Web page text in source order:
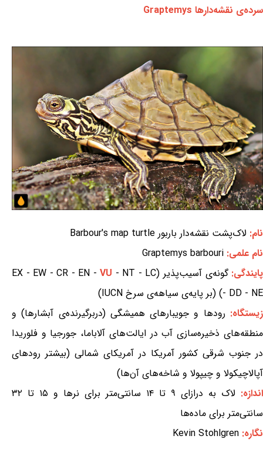
سرده‌ی نقشه‌دارها Graptemys
نام: لاک‌پشت نقشه‌دار باربور Barbour's map turtle
نام علمی: Graptemys barbouri
پایندگی:گونه‌ی آسیب‌پذیر (EX - EW - CR - EN - VU - NT - LC
- DD - NE) (بر پایه‌ی سیاهه‌ی سرخ IUCN)
زیستگاه: رودها و جویبارهای همیشگی (دربرگیرنده‌ی آبشارها) و
منطقه‌های ذخیره‌سازی آب در ایالت‌های آلاباما، جورجیا و فلوریدا
در جنوب شرقی کشور آمریکا در آمریکای شمالی (بیشتر رودهای
آپالاچیکولا و چیپولا و شاخه‌های آن‌ها)
اندازه:
لاک به درازای ۹ تا ۱۴ سانتی‌متر برای نرها و ۱۵ تا ۳۲
سانتی‌متر برای ماده‌ها
نگاره: Kevin Stohlgren